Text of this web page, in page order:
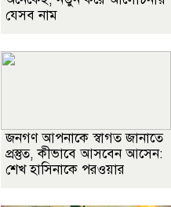
যেসব নাম
জনগণ আপনাকে স্বাগত জানাতে
প্রস্তুত, কীভাবে আসবেন আসেন:
শেখ হাসিনাকে পরওয়ার